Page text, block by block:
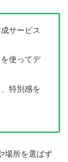
サービス
使ってデ
特別感を
場所を選ばず